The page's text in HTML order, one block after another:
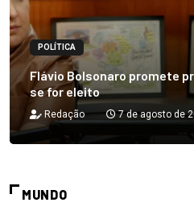
POLÍTICA
Flávio Bolsonaro promete
se for eleito
Redação 7 de agosto de
MUNDO